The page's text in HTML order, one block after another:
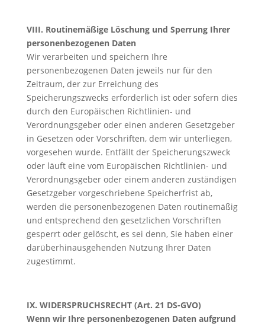
VIII. Routinemäßige Löschung und Sperrung Ihrer
personenbezogenen Daten
Wir verarbeiten und speichern Ihre
personenbezogenen Daten jeweils nur für den
Zeitraum, der zur Erreichung des
Speicherungszwecks erforderlich ist oder sofern dies
durch den Europäischen Richtlinien- und
Verordnungsgeber oder einen anderen Gesetzgeber
in Gesetzen oder Vorschriften, dem wir unterliegen,
vorgesehen wurde. Entfällt der Speicherungszweck
oder läuft eine vom Europäischen Richtlinien- und
Verordnungsgeber oder einem anderen zuständigen
Gesetzgeber vorgeschriebene Speicherfrist ab,
werden die personenbezogenen Daten routinemäßig
und entsprechend den gesetzlichen Vorschriften
gesperrt oder gelöscht, es sei denn, Sie haben einer
darüberhinausgehenden Nutzung Ihrer Daten
zugestimmt.
IX. WIDERSPRUCHSRECHT (Art. 21 DS-GVO)
Wenn wir Ihre personenbezogenen Daten aufgrund